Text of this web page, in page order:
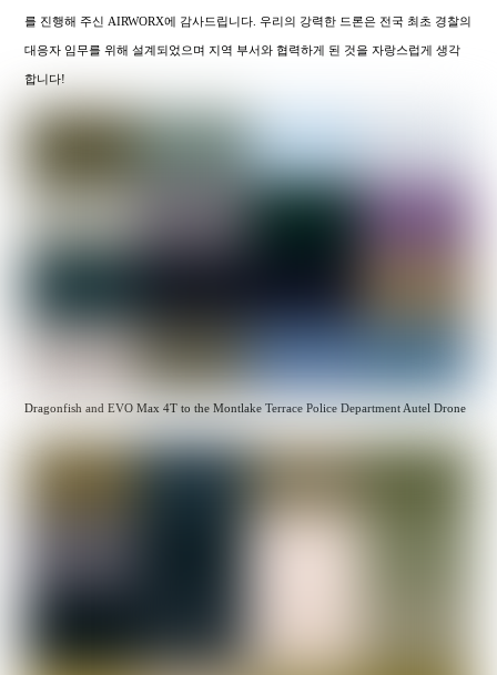
를 진행해 주신 AIRWORX에 감사드립니다. 우리의 강력한 드론은 전국 최초 경찰의
대응자 임무를 위해 설계되었으며 지역 부서와 협력하게 된 것을 자랑스럽게 생각
합니다!
Dragonfish and EVO Max 4T to the Montlake Terrace Police Department Autel Drone